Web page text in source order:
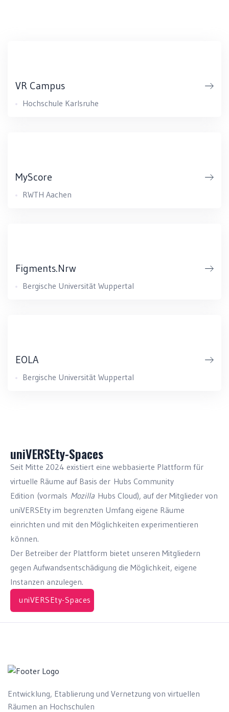
VR Campus
Hochschule Karlsruhe
MyScore
RWTH Aachen
Figments.nrw
Bergische Universität Wuppertal
EOLA
Bergische Universität Wuppertal
uniVERSEty-Spaces
Seit Mitte 2024 existiert eine webbasierte Plattform für
virtuelle Räume auf Basis der Hubs Community
Edition (vormals Mozilla Hubs Cloud), auf der Mitglieder von
uniVERSEty im begrenzten Umfang eigene Räume
einrichten und mit den Möglichkeiten experimentieren
können.
Der Betreiber der Plattform bietet unseren Mitgliedern
gegen Aufwandsentschädigung die Möglichkeit, eigene
Instanzen anzulegen.
uniVERSEty-Spaces
Entwicklung, Etablierung und Vernetzung von virtuellen
Räumen an Hochschulen